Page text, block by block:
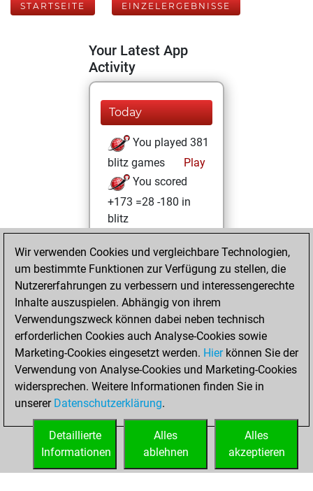
STARTSEITE EINZELERGEBNISSE
Your Latest App
Activity
Today
You played 381
blitz games
Play
You scored
+173 =28 -180 in
blitz
You played 4
slow games
You scored +1
=0 -3 in slow games
Sonntag, Juli 19,
2026
You played 15
bullet games
Play
You scored +3
=1 -11 in bullet
Wir verwenden Cookies und vergleichbare Technologien,
um bestimmte Funktionen zur Verfügung zu stellen, die
Nutzererfahrungen zu verbessern und interessengerechte
Inhalte auszuspielen. Abhängig von ihrem
Verwendungszweck können dabei neben technisch
erforderlichen Cookies auch Analyse-Cookies sowie
Marketing-Cookies eingesetzt werden. Hierkönnen Sie der
Verwendung von Analyse-Cookies und Marketing-Cookies
widersprechen. Weitere Informationen finden Sie in
unserer Datenschutzerklärung.
Alles
akzeptieren
Alles
ablehnen
Detaillierte
Informationen